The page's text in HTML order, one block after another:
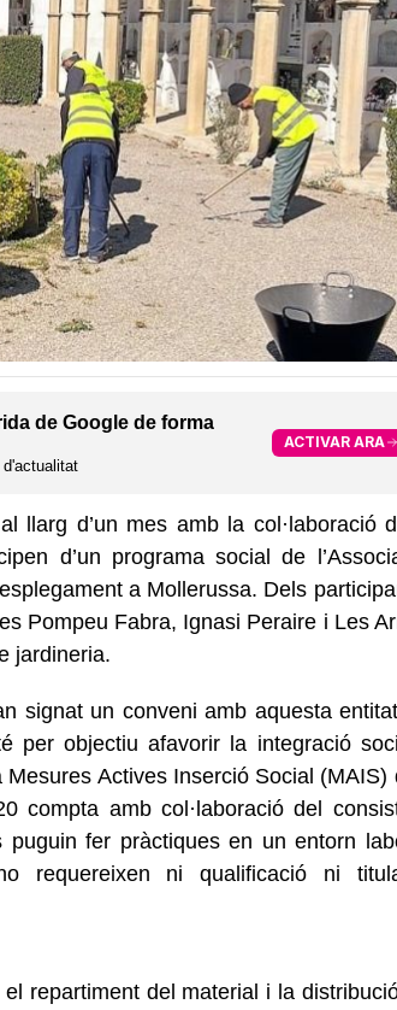
de Google de forma
ACTIVAR ARA
llarg d’un mes amb la col·laboració
d’un programa social de
a Mollerussa. Dels
Pompeu Fabra, Ignasi Peraire i Les
jardineria.
signat un conveni amb aquesta
per objectiu afavorir la integració
Actives Inserció Social (MAIS)
compta amb col·laboració del
puguin fer pràctiques en un entorn
requereixen ni qualificació ni
el repartiment del material i la